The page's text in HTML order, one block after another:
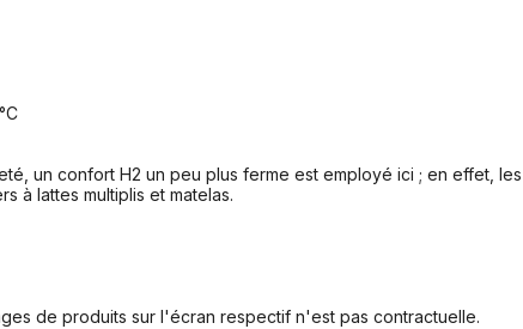
un confort H2 un peu plus ferme est employé ici ; en effet,
à lattes multiplis et matelas.
de produits sur l'écran respectif n'est pas contractuelle.